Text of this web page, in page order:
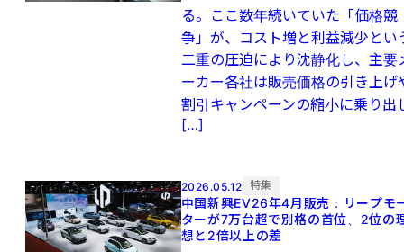
る。ここ数年続いていた「価格競
争」が、コスト増と利益減少とい
二重の圧迫により沈静化し、主要
ーカー各社は販売価格の引き上げ
割引キャンペーンの縮小に乗り出
[…]
2026.05.12 特集
中国新興EV26年4月販売：リープモ
ターが7万台超で別格の首位、2位の
想と2倍以上の差